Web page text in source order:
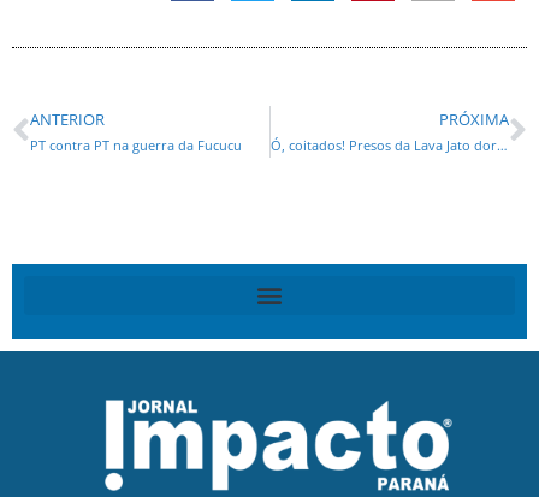
ANTERIOR
PT contra PT na guerra da Fucucu
PRÓXIMA
Ó, coitados! Presos da Lava Jato dormem em colchão no corredor, dizem advogados